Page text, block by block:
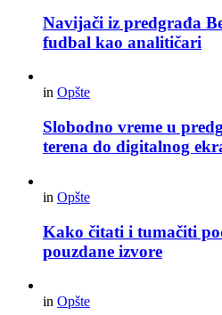
Navijači iz predgrađa
fudbal kao analitičari
in Opšte
Slobodno vreme u
terena do digitalnog
in Opšte
Kako čitati i tumačiti
pouzdane izvore
in Opšte